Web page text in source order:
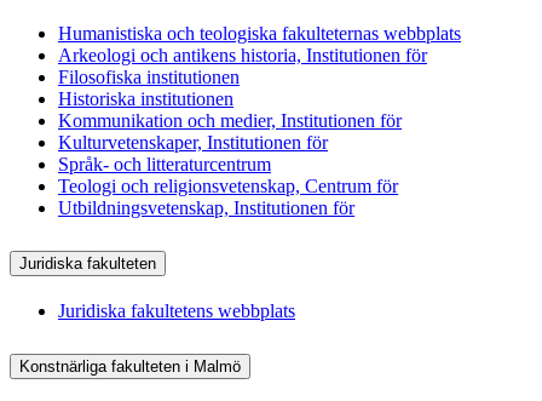
Humanistiska och teologiska fakulteternas webbplats
Arkeologi och antikens historia, Institutionen för
Filosofiska institutionen
Historiska institutionen
Kommunikation och medier, Institutionen för
Kulturvetenskaper, Institutionen för
Språk- och litteraturcentrum
Teologi och religionsvetenskap, Centrum för
Utbildningsvetenskap, Institutionen för
Juridiska fakulteten
Juridiska fakultetens webbplats
Konstnärliga fakulteten i Malmö